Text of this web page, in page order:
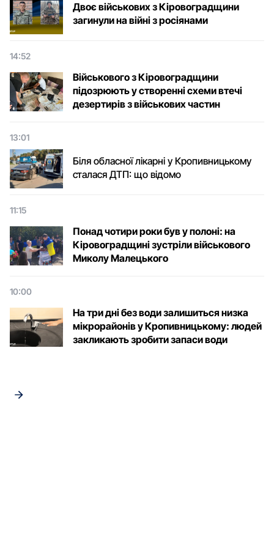
Двоє військових з Кіровоградщини
загинули на війні з росіянами
14:52
Військового з Кіровоградщини
підозрюють у створенні схеми втечі
дезертирів з військових частин
13:01
Біля обласної лікарні у Кропивницькому
сталася ДТП: що відомо
11:15
Понад чотири роки був у полоні: на
Кіровоградщині зустріли військового
Микoлу Малецькoгo
10:00
На три дні без води залишиться низка
мікрорайонів у Кропивницькому: людей
закликають зробити запаси води